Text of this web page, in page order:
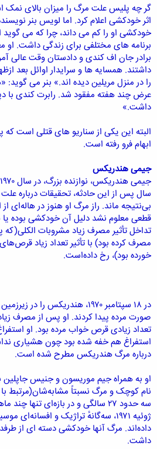
گر چه پلیس علت مرگ را میزان بالای نمک
اثر خودکشی اعلام کرد. اما لویس بنر
خودکشی او را کم می داند، چرا که می گوید
برنامه های مختلفی برای زندگی داشت.
برادر جان اف کندی و دادستان وقت عالی
داشتند. همسایه ها و سرایدار اوائل بعد
را در منزل مریلین دیده اند.» بنر می
عرض چند هفته مفقود شد. رابرت کندی با
داشت.»
البته این یکی از سناریو های قتلی است
ابهام فرو رفته است.
جیمی هندریکس
سال پس از این حادثه، تحقیقات درباره
بی‌نتیجه ماند. راز مرگ او هنوز در هاله‌ای
قطعی معلوم نشد دلیل آن خودکشی بوده
تداخل تأثیر مصرف زیاد مشروبات
مصرف کرده بود) با تأثیر تعداد زیاد
خورده بود)، رخ داده‌است.
در ۱۸ سپتامبر ۱۹۷۰، هندریکس را
صورت مرده پیدا کردند. او پس از مصرف
تعداد زیادی قرص خواب مرده بود. او
استفراغ هم خفه شده بود چون هشیاری
درباره مرگ هندریکس مطرح شده است.
نام کوچک و مرگ نسبتاً مشابه‌شان(مرتبط
داده‌اند. مرگ آنها خودکشی دسته ای از
داشت.